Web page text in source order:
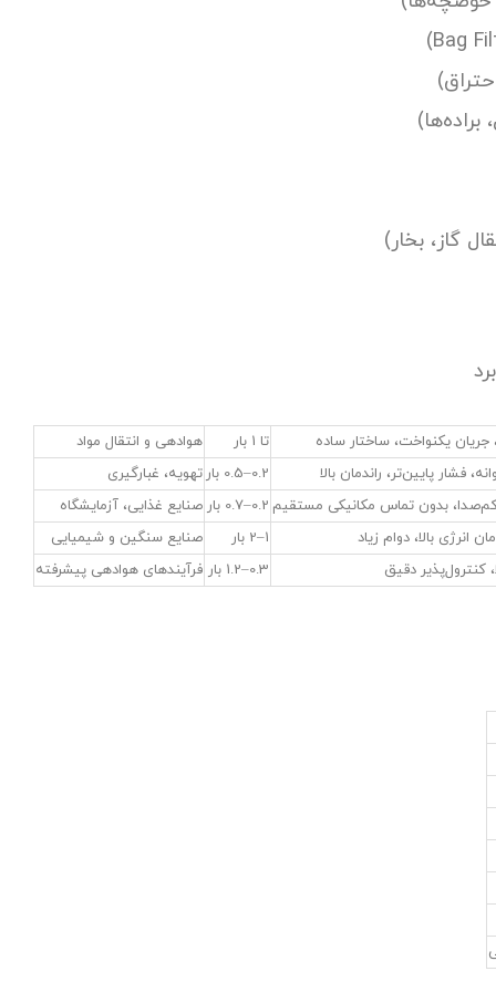
براده‌ها)
گاز، بخار)
یکنواخت، ساختار ساده تا 1 بار
هوادهی و انتقال مواد
فشار پایین‌تر، راندمان بالا
0.2–0.5 بار
تهویه، غبارگیری
بدون تماس مکانیکی مستقیم 0.2–0.7 بار
صنایع غذایی، آزمایشگاه
انرژی بالا، دوام زیاد
1–2 بار
صنایع سنگین و شیمیایی
کنترول‌پذیر دقیق
0.3–1.2 بار فرآیندهای هوادهی پیشرفته